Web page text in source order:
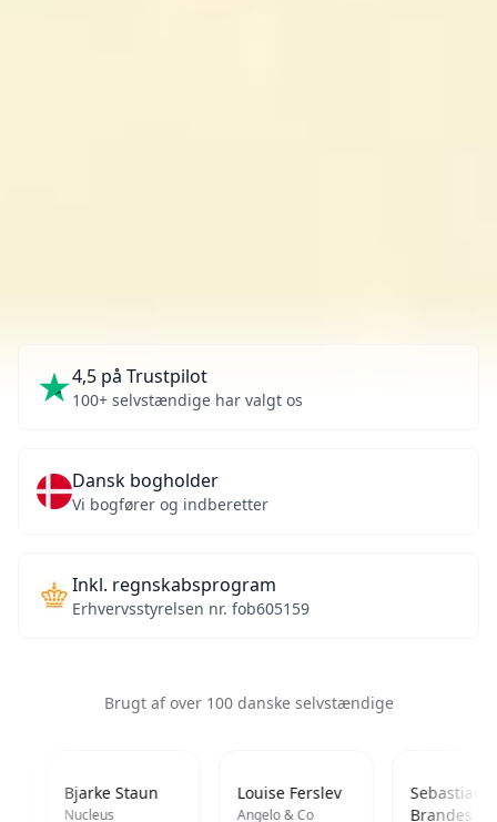
4,5 på Trustpilot
100+ selvstændige har valgt os
Dansk bogholder
Vi bogfører og indberetter
Inkl. regnskabsprogram
Erhvervsstyrelsen nr. fob605159
Brugt af over 100 danske selvstændige
Bjarke Staun
Nucleus
Louise Ferslev
Angelo & Co
Sebastian
Brandes